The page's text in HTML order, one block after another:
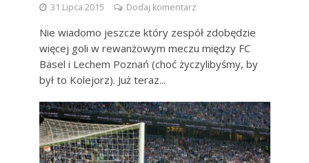
31 Lipca 2015 Dodaj komentarz
Nie wiadomo jeszcze który zespół zdobędzie
więcej goli w rewanżowym meczu między FC
Basel i Lechem Poznań (choć życzylibyśmy, by
był to Kolejorz). Już teraz...